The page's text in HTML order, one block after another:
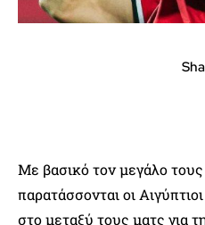
Με βασικό τον μεγάλο
παρατάσσονται οι
στο μεταξύ τους ματς για